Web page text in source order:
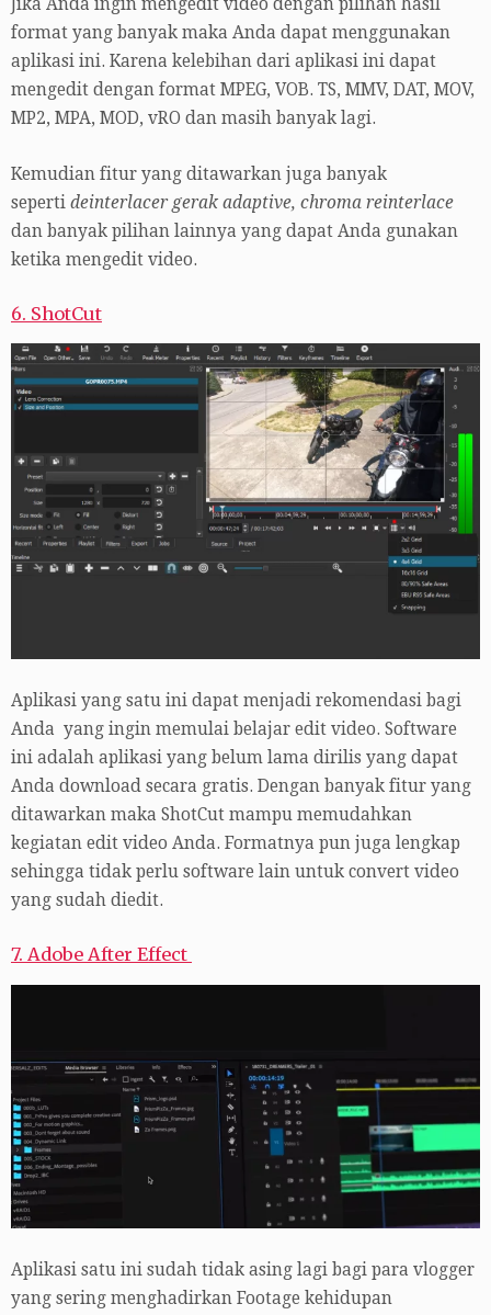
Jika Anda ingin mengedit video dengan pilihan hasil
format yang banyak maka Anda dapat menggunakan
aplikasi ini. Karena kelebihan dari aplikasi ini dapat
mengedit dengan format MPEG, VOB. TS, MMV, DAT, MOV,
MP2, MPA, MOD, vRO dan masih banyak lagi.
Kemudian fitur yang ditawarkan juga banyak
seperti deinterlacer gerak adaptive, chroma reinterlace
dan banyak pilihan lainnya yang dapat Anda gunakan
ketika mengedit video.
6. ShotCut
Aplikasi yang satu ini dapat menjadi rekomendasi bagi
Anda yang ingin memulai belajar edit video. Software
ini adalah aplikasi yang belum lama dirilis yang dapat
Anda download secara gratis. Dengan banyak fitur yang
ditawarkan maka ShotCut mampu memudahkan
kegiatan edit video Anda. Formatnya pun juga lengkap
sehingga tidak perlu software lain untuk convert video
yang sudah diedit.
7. Adobe After Effect
Aplikasi satu ini sudah tidak asing lagi bagi para vlogger
yang sering menghadirkan Footage kehidupan